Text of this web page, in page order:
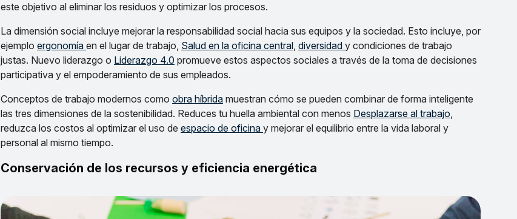
este objetivo al eliminar los residuos y optimizar los procesos.
La dimensión social incluye mejorar la responsabilidad social hacia sus equipos y la sociedad. Esto incluye, por
ejemplo ergonomía en el lugar de trabajo, Salud en la oficina central, diversidad y condiciones de trabajo
justas. Nuevo liderazgo o Liderazgo 4.0 promueve estos aspectos sociales a través de la toma de decisiones
participativa y el empoderamiento de sus empleados.
Conceptos de trabajo modernos como obra híbrida muestran cómo se pueden combinar de forma inteligente
las tres dimensiones de la sostenibilidad. Reduces tu huella ambiental con menos Desplazarse al trabajo,
reduzca los costos al optimizar el uso de espacio de oficina y mejorar el equilibrio entre la vida laboral y
personal al mismo tiempo.
Conservación de los recursos y eficiencia energética